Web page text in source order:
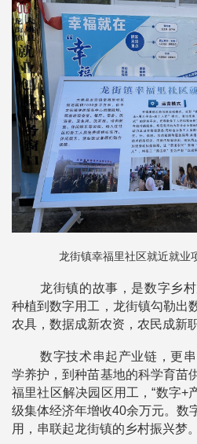
龙街镇幸福里社区就近就业
龙街镇的故事，是数字乡
种植到数字用工，龙街镇勾勒出
农具，数据成新农资，农民成新职
数字技术串起产业链，更
学养护，到种苗基地的科学育苗
福里社区解决园区用工，“数字+
级集体经济年增收40余万元。数
用，串联起龙街镇的乡村振兴梦。